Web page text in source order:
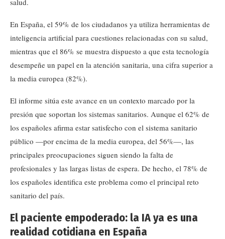
En España, el 59% de los ciudadanos ya utiliza herramientas de
inteligencia artificial para cuestiones relacionadas con su salud,
mientras que el 86% se muestra dispuesto a que esta tecnología
desempeñe un papel en la atención sanitaria, una cifra superior a
la media europea (82%).
El informe sitúa este avance en un contexto marcado por la
presión que soportan los sistemas sanitarios. Aunque el 62% de
los españoles afirma estar satisfecho con el sistema sanitario
público —por encima de la media europea, del 56%—, las
principales preocupaciones siguen siendo la falta de
profesionales y las largas listas de espera. De hecho, el 78% de
los españoles identifica este problema como el principal reto
sanitario del país.
El paciente empoderado: la IA ya es una
realidad cotidiana en España